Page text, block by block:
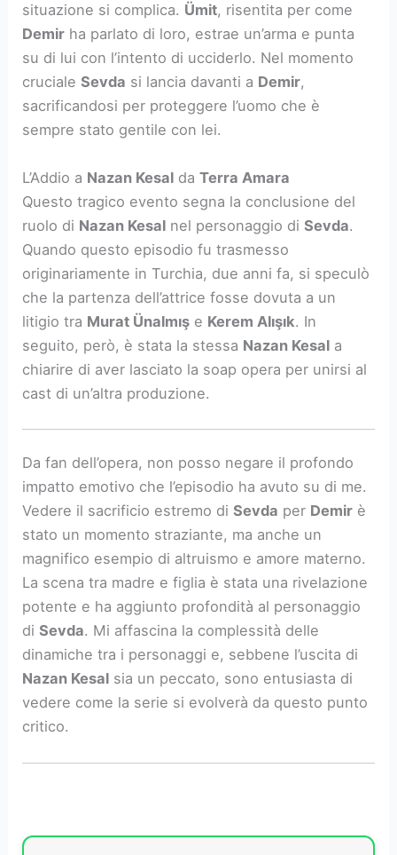
situazione si complica. Ümit, risentita per come
Demir ha parlato di loro, estrae un’arma e punta
su di lui con l’intento di ucciderlo. Nel momento
crucialeSevda si lancia davanti a Demir,
sacrificandosi per proteggere l’uomo che è
sempre stato gentile con lei.
L’Addio a Nazan Kesal daTerra Amara
Questo tragico evento segna la conclusione del
ruolo di Nazan Kesal nel personaggio diSevda.
Quando questo episodio fu trasmesso
originariamente in Turchia, due anni fa, si speculò
che la partenza dell’attrice fosse dovuta a un
litigio tra Murat Ünalmış e Kerem Alışık. In
seguito, però, è stata la stessa Nazan Kesal a
chiarire di aver lasciato la soap opera per unirsi al
cast di un’altra produzione.
Da fan dell’opera, non posso negare il profondo
impatto emotivo che l’episodio ha avuto su di me.
Vedere il sacrificio estremo diSevda per Demir è
stato un momento straziante, ma anche un
magnifico esempio di altruismo e amore materno.
La scena tra madre e figlia è stata una rivelazione
potente e ha aggiunto profondità al personaggio
diSevda. Mi affascina la complessità delle
dinamiche tra i personaggi e, sebbene l’uscita di
Nazan Kesal sia un peccato, sono entusiasta di
vedere come la serie si evolverà da questo punto
critico.